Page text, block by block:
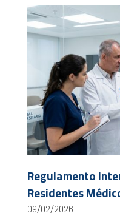
Regulamento
Residentes
09/02/2026